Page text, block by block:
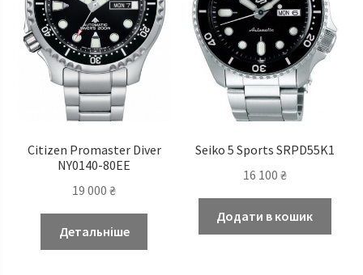
Citizen Promaster Diver
NY0140-80EE
19 000₴
Детальніше
Seiko 5 Sports SRPD55K1
16 100 ₴
Додати в кошик